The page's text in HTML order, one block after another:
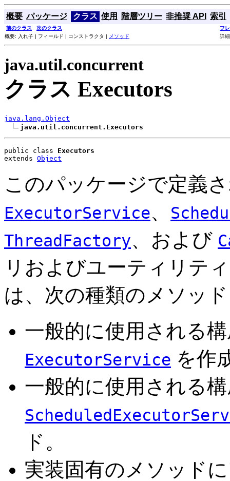
概要 パッケージ クラス 使用 階層ツリー 非推奨 API 索引
前のクラス 次のクラス
フ
概要: 入れ子 | フィールド | コンストラクタ |
メソッド 詳
java.util.concurrent
クラス Executors
java.lang.Object
java.util.concurrent.Executors
public class Executors
extends Object
このパッケージで定義
ExecutorService、
ThreadFactory、および
リおよびユーティリテ
は、次の種類のメソッ
一般的に使用される
ExecutorService を作
一般的に使用される
ド。
実装固有のメソッド